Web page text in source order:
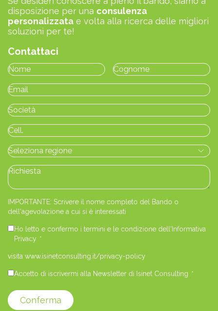
disposizione per una consulenza
personalizzata e volta alla ricerca delle migliori
soluzioni per te!
Contattaci
IMPORTANTE: Scrivere il nome completo del Bando o
dell'agevolazione a cui si è interessati
Ho letto e confermo i termini e le condizione dell'Informativa
Privacy *
visita www.isinetconsulting.it/privacy-policy
Accetto di iscrivermi alla Newsletter di Isinet Consulting *
Conferma